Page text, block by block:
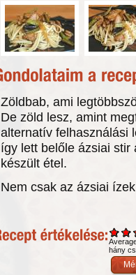
Zöldbab, ami
De zöld lesz, amint
alternatív felhasználási
így lett belőle ázsiai stir
készült étel.
Nem csak az ázsiai
hány